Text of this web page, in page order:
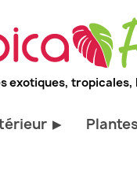
exotiques,
▶